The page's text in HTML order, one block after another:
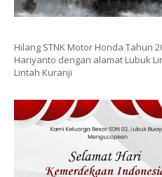
Hilang STNK Motor Honda Tahun
Hariyanto dengan alamat Lubuk
Lintah Kuranji